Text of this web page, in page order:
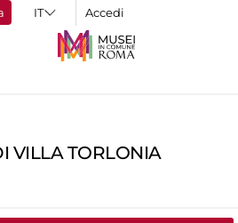
Accedi
VILLA TORLONIA